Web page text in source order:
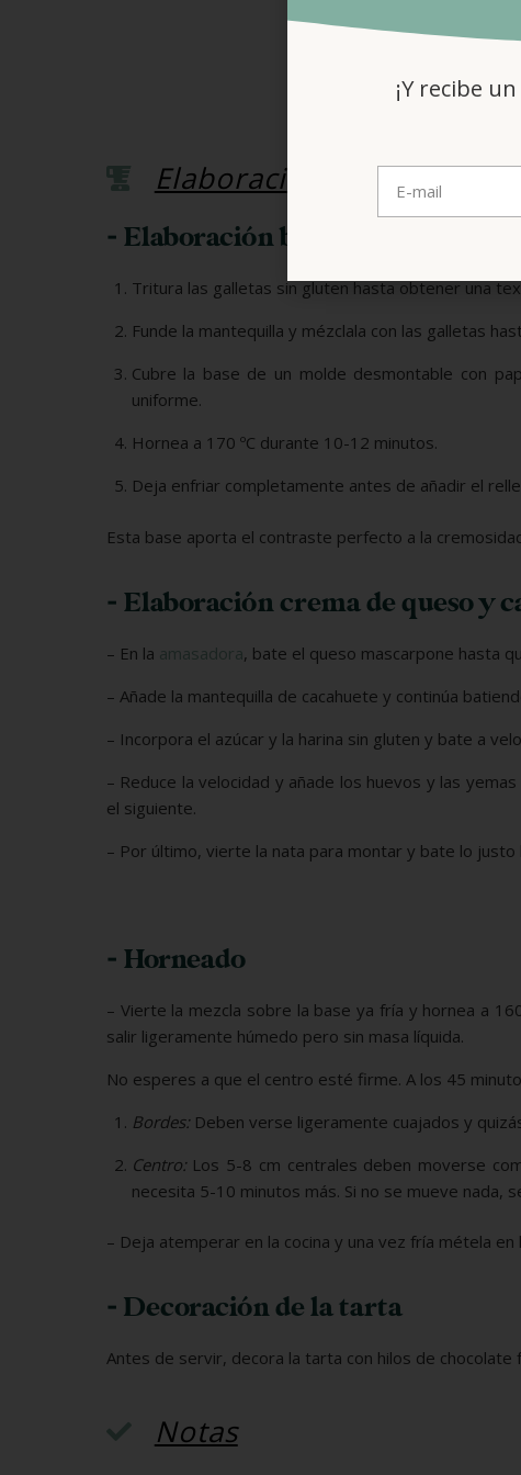
Elaboración
- Elaboración base tarta
Tritura las galletas sin gluten hasta obtener una
Funde la mantequilla y mézclala con las galletas
Cubre la base de un molde desmontable con
uniforme.
Hornea a 170 ºC durante 10-12 minutos.
Deja enfriar completamente antes de añadir el
Esta base aporta el contraste perfecto a la
- Elaboración crema de queso y
– En la amasadora, bate el queso mascarpone hasta
– Añade la mantequilla de cacahuete y continúa
– Incorpora el azúcar y la harina sin gluten y bate a
– Reduce la velocidad y añade los huevos y las
el siguiente.
– Por último, vierte la nata para montar y bate lo justo
- Horneado
– Vierte la mezcla sobre la base ya fría y hornea a
salir ligeramente húmedo pero sin masa líquida.
No esperes a que el centro esté firme. A los 45
Bordes:Deben verse ligeramente cuajados y
Centro:Los 5-8 cm centrales deben moverse
necesita 5-10 minutos más. Si no se mueve nada,
– Deja atemperar en la cocina y una vez fría métela
- Decoración de la tarta
Antes de servir, decora la tarta con hilos de
Notas
¡Y recibe un